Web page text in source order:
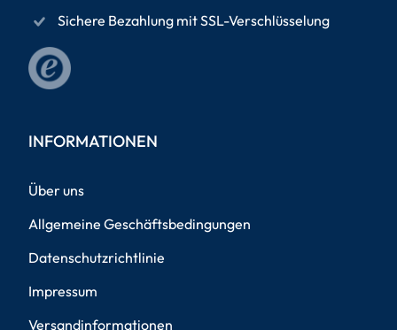
Sichere Bezahlung mit SSL-Verschlüsselung
INFORMATIONEN
Über uns
Allgemeine Geschäftsbedingungen
Datenschutzrichtlinie
Impressum
Versandinformationen